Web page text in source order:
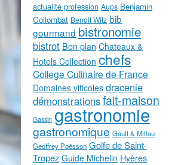
actualité profession Aups Benjamin
Collombat Benoit Witz bib
gourmand bistronomie
bistrot Bon plan Chateaux &
Hotels Collection chefs
College Culinaire de France
Domaines viticoles dracenie
démonstrationsfait-maison
Gassin gastronomie
gastronomique Gault & Millau
Geoffrey Poësson Golfe de Saint-
Tropez Guide Michelin Hyères